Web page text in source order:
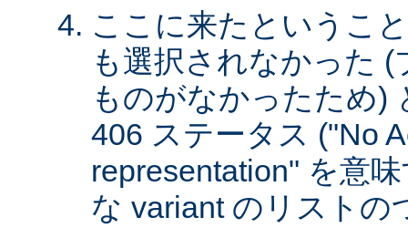
ここに来たというこ
も選択されなかった
ものがなかったため)
406 ステータス ("No
representation" を意
な variant のリストの